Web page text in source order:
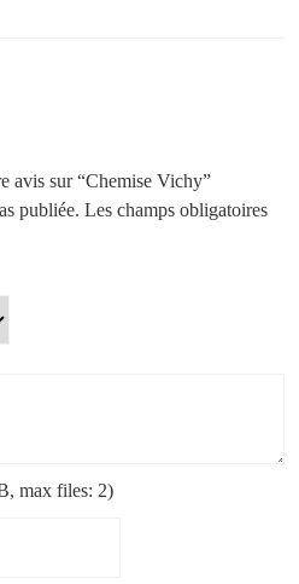
avis sur “Chemise Vichy”
publiée. Les champs obligatoires
max files: 2)